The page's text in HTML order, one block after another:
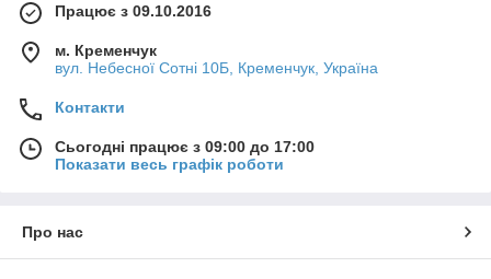
Працює з 09.10.2016
м. Кременчук
вул. Небесної Сотні 10Б, Кременчук, Україна
Контакти
Сьогодні працює з 09:00 до 17:00
Показати весь графік роботи
Про нас